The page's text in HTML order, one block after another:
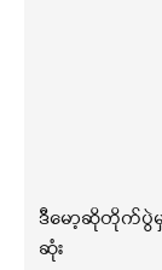
ဒီမော့ဆိုတိုက်ပွဲမှ
ဆုံး